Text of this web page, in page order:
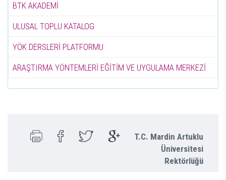
BTK AKADEMİ
ULUSAL TOPLU KATALOG
YÖK DERSLERİ PLATFORMU
ARAŞTIRMA YÖNTEMLERİ EĞİTİM VE UYGULAMA MERKEZİ
T.C. Mardin Artuklu
Üniversitesi
Rektörlüğü